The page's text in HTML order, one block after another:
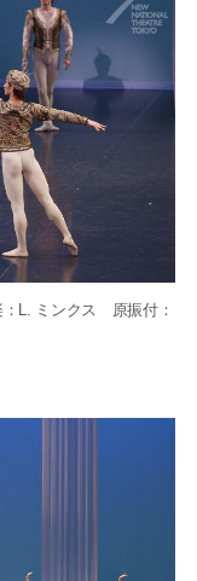
L. ミンクス 原振付：